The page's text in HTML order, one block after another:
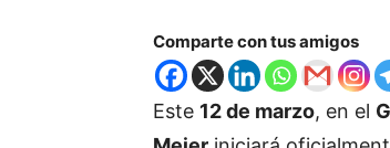
Comparte con tus amigos
Este 12 de marzo, en el